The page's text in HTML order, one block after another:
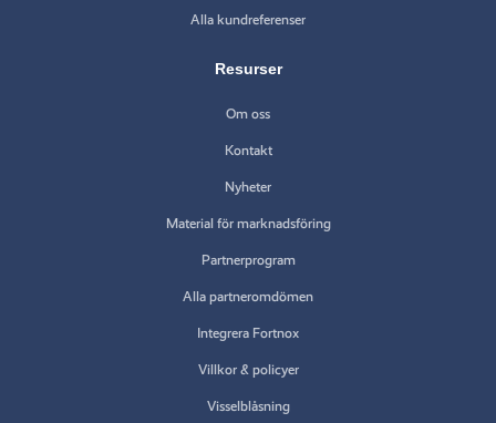
Alla kundreferenser
Resurser
Om oss
Kontakt
Nyheter
Material för marknadsföring
Partnerprogram
Alla partneromdömen
Integrera Fortnox
Villkor & policyer
Visselblåsning